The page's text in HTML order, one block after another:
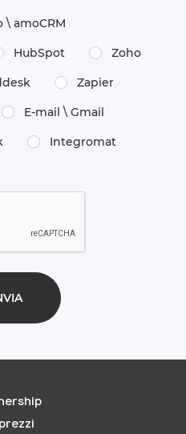
\​ amoCRM
HubSpot Zoho
Zapier
E-mail \​ Gmail
Integromat